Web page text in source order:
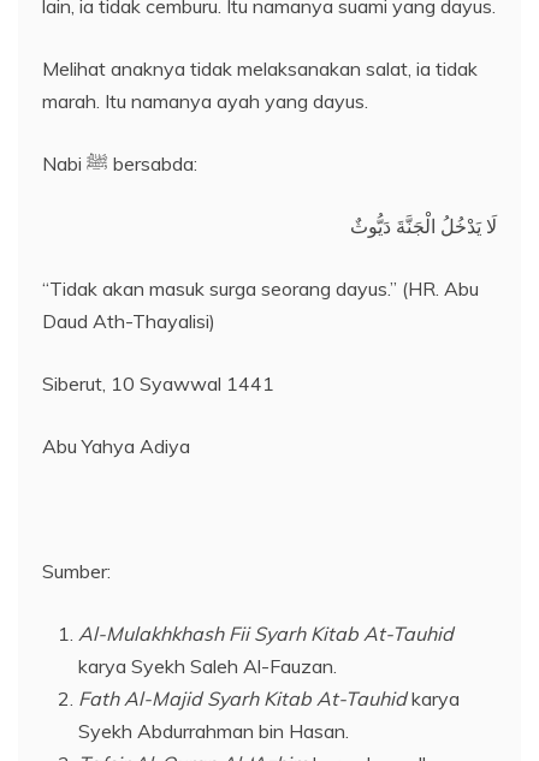
lain, ia tidak cemburu. Itu namanya suami yang dayus.
Melihat anaknya tidak melaksanakan salat, ia tidak
marah. Itu namanya ayah yang dayus.
Nabi ﷺ bersabda:
لَا يَدْخُلُ الْجَنَّةَ دَيُّوثٌ
“Tidak akan masuk surga seorang dayus.” (HR. Abu
Daud Ath-Thayalisi)
Siberut, 10 Syawwal 1441
Abu Yahya Adiya
Sumber:
Al-Mulakhkhash Fii Syarh Kitab At-Tauhid
karya Syekh Saleh Al-Fauzan.
FathAl-Majid Syarh Kitab At-Tauhidkarya
Syekh Abdurrahman bin Hasan.